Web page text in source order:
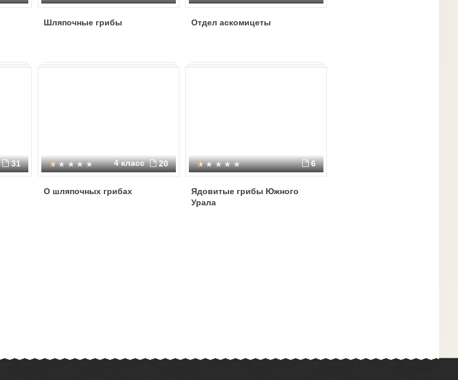
Шляпочные грибы Отдел аскомицеты
31 4 класс 20
О шляпочных грибах
6
Ядовитые грибы Южного
Урала